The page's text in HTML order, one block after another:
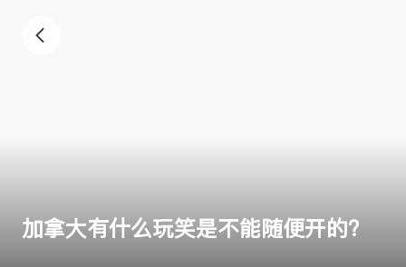
加拿大有什么玩笑是不能随便开的？